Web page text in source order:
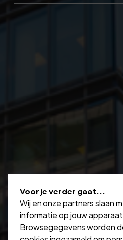
Voor je verder gaat...
Wij en onze partners slaan
informatie op jouw
Browsegegevens worden